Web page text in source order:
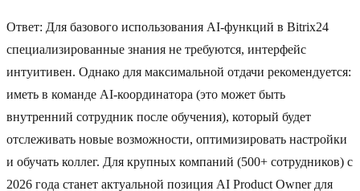
Ответ: Для базового использования AI-функций в Bitrix24
специализированные знания не требуются, интерфейс
интуитивен. Однако для максимальной отдачи рекомендуется:
иметь в команде AI-координатора (это может быть
внутренний сотрудник после обучения), который будет
отслеживать новые возможности, оптимизировать настройки
и обучать коллег. Для крупных компаний (500+ сотрудников) с
2026 года станет актуальной позиция AI Product Owner для